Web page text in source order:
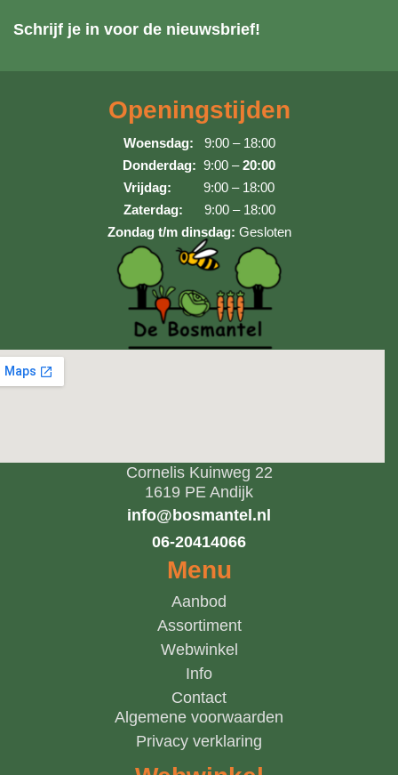
Schrijf je in voor de nieuwsbrief!
Openingstijden
Woensdag: 9:00 – 18:00
Donderdag: 9:00 –20:00
Vrijdag: 9:00 – 18:00
Zaterdag: 9:00 – 18:00
Zondag t/m dinsdag: Gesloten
Cornelis Kuinweg 22
1619 PE Andijk
info@bosmantel.nl
06-20414066
Menu
Aanbod
Assortiment
Webwinkel
Info
Contact
Algemene voorwaarden
Privacy verklaring